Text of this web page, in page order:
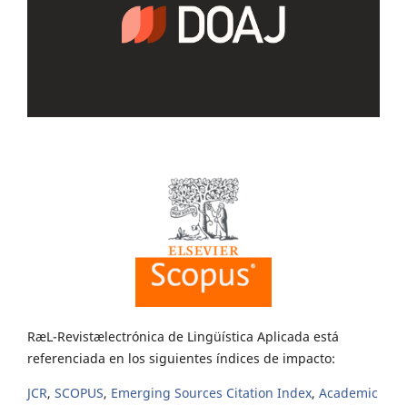
RæL-Revistælectrónica de Lingüística Aplicada está
referenciada en los siguientes índices de impacto:
JCR, SCOPUS, Emerging Sources Citation Index, Academic